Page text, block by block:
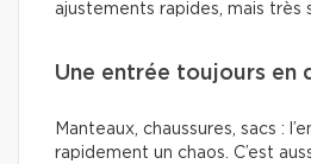
ajustements rapides, mais très
Une entrée toujours en
Manteaux, chaussures, sacs :
rapidement un chaos. C’est